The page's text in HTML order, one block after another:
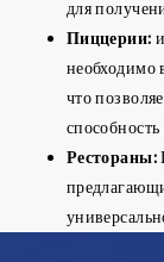
для
Пиццерии:
необходимо
что
Рестораны: